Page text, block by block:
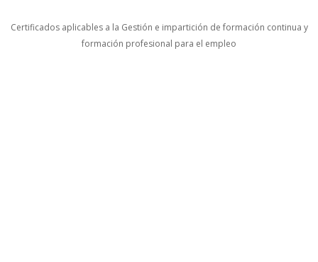
Certificados aplicables a la Gestión e impartición de formación continua y
formación profesional para el empleo